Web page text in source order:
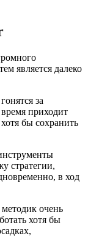
является далеко
за
приходит
бы сохранить
стратегии,
в ход
очень
хотя бы